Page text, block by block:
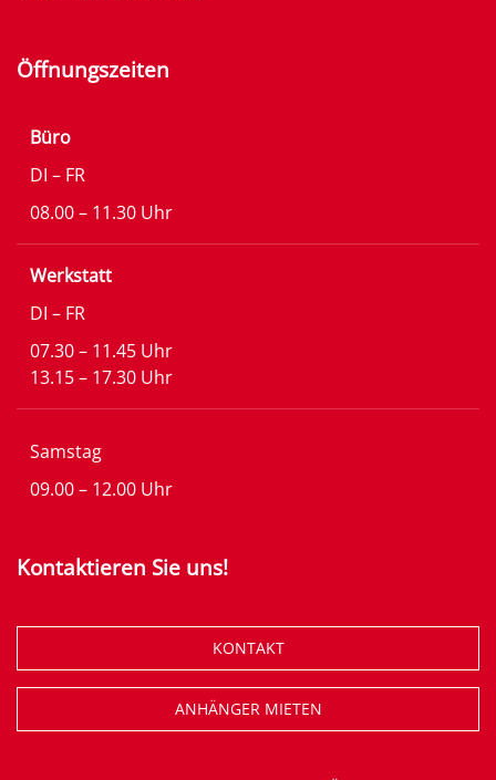
Öffnungszeiten
Büro
DI – FR
08.00 – 11.30 Uhr
Werkstatt
DI – FR
07.30 – 11.45 Uhr
13.15 – 17.30 Uhr
Samstag
09.00 – 12.00 Uhr
Kontaktieren Sie uns!
KONTAKT
ANHÄNGER MIETEN